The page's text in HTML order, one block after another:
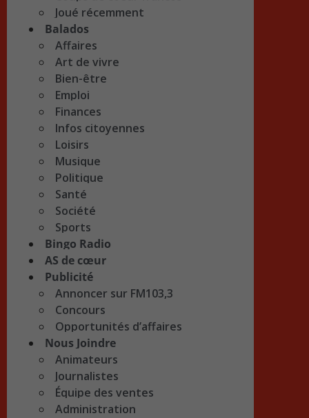
Joué récemment
Balados
Affaires
Art de vivre
Bien-être
Emploi
Finances
Infos citoyennes
Loisirs
Musique
Politique
Santé
Société
Sports
Bingo Radio
AS de cœur
Publicité
Annoncer sur FM103,3
Concours
Opportunités d’affaires
Nous Joindre
Animateurs
Journalistes
Équipe des ventes
Administration